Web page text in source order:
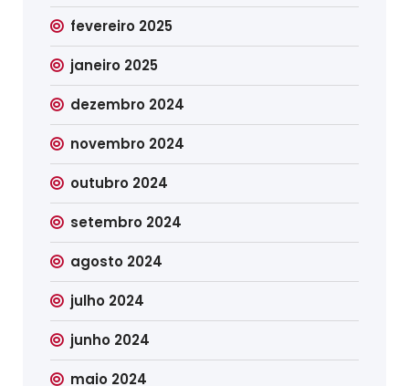
fevereiro 2025
janeiro 2025
dezembro 2024
novembro 2024
outubro 2024
setembro 2024
agosto 2024
julho 2024
junho 2024
maio 2024